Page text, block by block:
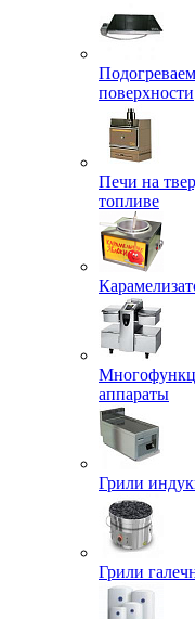
поверхности
Печи на
топливе
аппараты
Грили
Грили